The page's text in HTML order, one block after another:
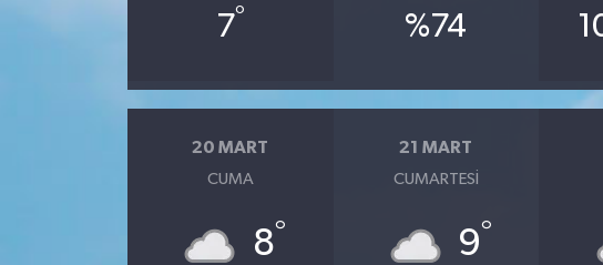
7° %74
20 MART
CUMA
8°
21 MART
CUMARTESI
9°